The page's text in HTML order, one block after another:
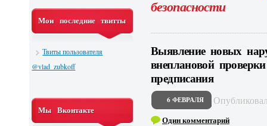
безопасности
Выявление новых
внеплановой
предписания
6 ФЕВРАЛЯ
Один комментарий
Мои последние твитты
Твиты пользователя
@vlad_zubkoff
Мы Вконтакте